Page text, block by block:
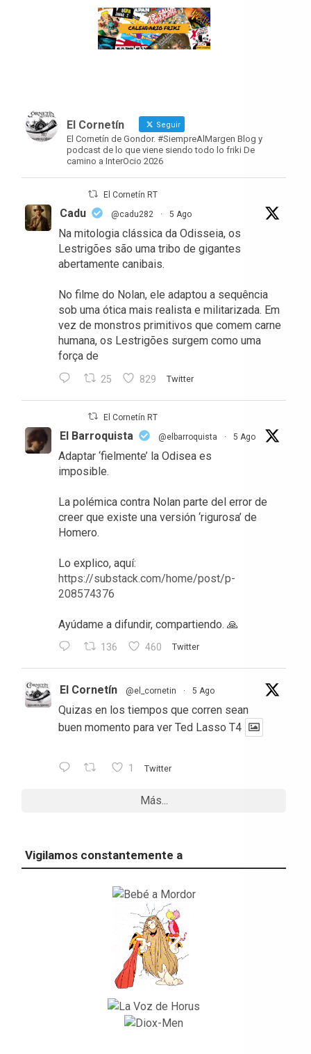
El Cornetín Seguir
El Cornetín de Gondor. #SiempreAlMargen Blog y
podcast de lo que viene siendo todo lo friki De
camino a InterOcio 2026
El Cornetín RT
Cadu @cadu282 · 5 Ago
Na mitologia clássica da Odisseia, os
Lestrigões são uma tribo de gigantes
abertamente canibais.
No filme do Nolan, ele adaptou a sequência
sob uma ótica mais realista e militarizada. Em
vez de monstros primitivos que comem carne
humana, os Lestrigões surgem como uma
força de
25 829 Twitter
El Cornetín RT
El Barroquista @elbarroquista · 5 Ago
Adaptar ‘fielmente’ la Odisea es
imposible.
La polémica contra Nolan parte del error de
creer que existe una versión ‘rigurosa’ de
Homero.
Lo explico, aquí:
https://substack.com/home/post/p-
208574376
Ayúdame a difundir, compartiendo. 🙏
136 460 Twitter
El Cornetín @el_cornetin · 5 Ago
Quizas en los tiempos que corren sean
buen momento para ver Ted Lasso T4
1 Twitter
Más...
Vigilamos constantemente a